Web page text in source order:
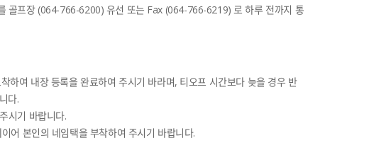
골프장 (064-766-6200) 유선 또는 Fax (064-766-6219) 로 하루 전까지 통
하여 내장 등록을 완료하여 주시기 바라며, 티오프 시간보다 늦을 경우 반
다.
시기 바랍니다.
어 본인의 네임택을 부착하여 주시기 바랍니다.